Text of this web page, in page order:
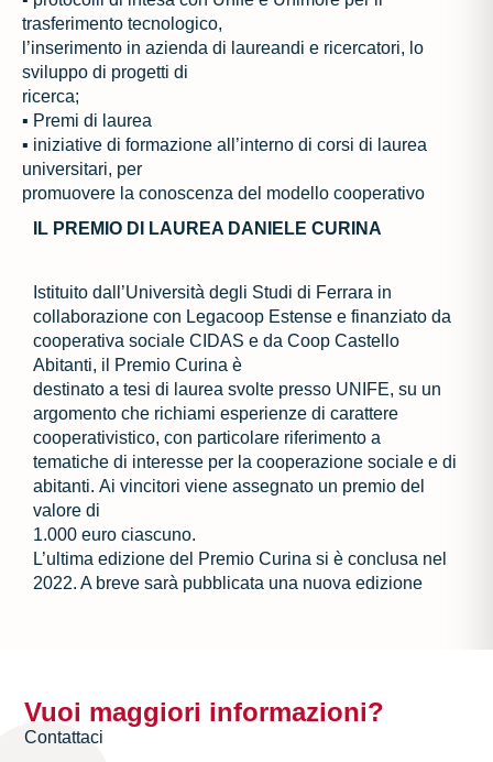
trasferimento tecnologico,
l’inserimento in azienda di laureandi e ricercatori, lo
sviluppo di progetti di
ricerca;
▪ Premi di laurea
▪ iniziative di formazione all’interno di corsi di laurea
universitari, per
promuovere la conoscenza del modello cooperativo
IL PREMIO DI LAUREA DANIELE CURINA
Istituito dall’Università degli Studi di Ferrara in
collaborazione con Legacoop Estense e finanziato da
cooperativa sociale CIDAS e da Coop Castello
Abitanti, il Premio Curina è
destinato a tesi di laurea svolte presso UNIFE, su un
argomento che richiami esperienze di carattere
cooperativistico, con particolare riferimento a
tematiche di interesse per la cooperazione sociale e di
abitanti. Ai vincitori viene assegnato un premio del
valore di
1.000 euro ciascuno.
L’ultima edizione del Premio Curina si è conclusa nel
2022. A breve sarà pubblicata una nuova edizione
Vuoi maggiori informazioni?
Contattaci